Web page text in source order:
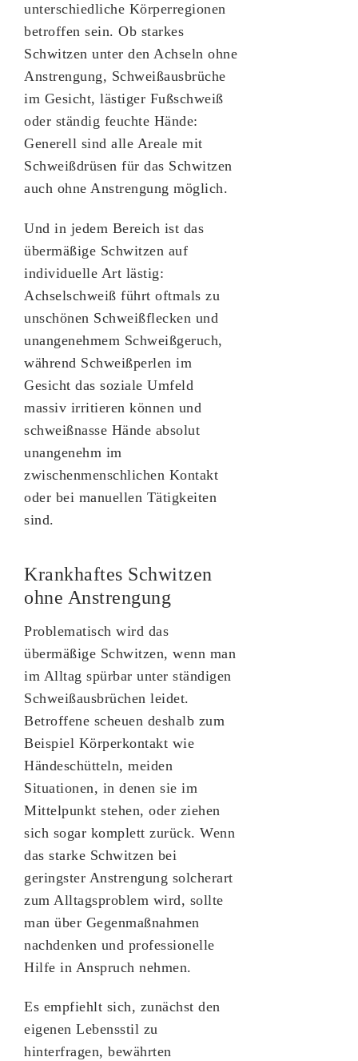
unterschiedliche Körperregionen
betroffen sein. Ob starkes
Schwitzen unter den Achseln ohne
Anstrengung, Schweißausbrüche
im Gesicht, lästiger Fußschweiß
oder ständig feuchte Hände:
Generell sind alle Areale mit
Schweißdrüsen für das Schwitzen
auch ohne Anstrengung möglich.
Und in jedem Bereich ist das
übermäßige Schwitzen auf
individuelle Art lästig:
Achselschweiß führt oftmals zu
unschönen Schweißflecken und
unangenehmem Schweißgeruch,
während Schweißperlen im
Gesicht das soziale Umfeld
massiv irritieren können und
schweißnasse Hände absolut
unangenehm im
zwischenmenschlichen Kontakt
oder bei manuellen Tätigkeiten
sind.
Krankhaftes Schwitzen
ohne Anstrengung
Problematisch wird das
übermäßige Schwitzen, wenn man
im Alltag spürbar unter ständigen
Schweißausbrüchen leidet.
Betroffene scheuen deshalb zum
Beispiel Körperkontakt wie
Händeschütteln, meiden
Situationen, in denen sie im
Mittelpunkt stehen, oder ziehen
sich sogar komplett zurück. Wenn
das starke Schwitzen bei
geringster Anstrengung solcherart
zum Alltagsproblem wird, sollte
man über Gegenmaßnahmen
nachdenken und professionelle
Hilfe in Anspruch nehmen.
Es empfiehlt sich, zunächst den
eigenen Lebensstil zu
hinterfragen, bewährten